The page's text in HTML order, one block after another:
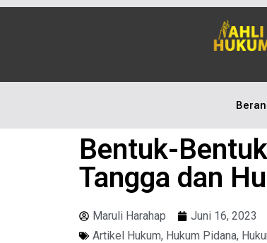
Bentuk-
Tangga dan
Maruli Harahap Juni 16, 2023
Artikel Hukum, Hukum Pidana,